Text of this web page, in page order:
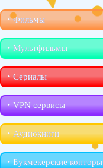
‣︎ Фильмы
‣︎ Мультфильмы
‣︎ Сериалы
‣︎ VPN сервисы
‣︎ Аудиокниги
‣︎ Букмекерские конторы